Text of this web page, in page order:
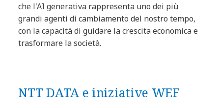
che l'AI generativa rappresenta uno dei più
grandi agenti di cambiamento del nostro tempo,
con la capacità di guidare la crescita economica e
trasformare la società.
NTT DATA e iniziative WEF